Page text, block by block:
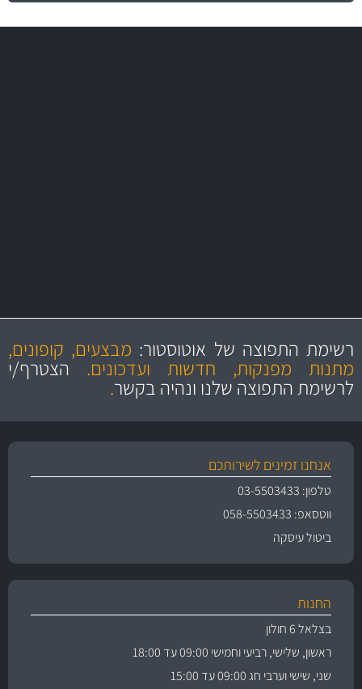
מקצועיות
ושירות מצויין
מחירים
הוגנים
והיצע מוצרים איכותירשימת התפוצה של אוטוסטור: מבצעים, קופונים,
מתנות מפנקות, חדשות ועדכונים.הצטרף/י
לרשימת התפוצה שלנו ונהיה בקשר.
אנחנו זמינים לשירותכם
טלפון: 03-5503433
ווטסאפ: 058-5503433
ביטול עיסקה
החנות
בצלאל 6 חולון
ראשון, שלישי, רביעי וחמישי 09:00 עד 18:00
שני, שישי וערבי חג 09:00 עד 15:00